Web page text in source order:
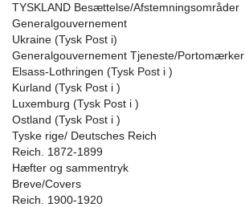
TYSKLAND Besættelse/Afstemningsområder
Generalgouvernement
Ukraine (Tysk Post i)
Generalgouvernement Tjeneste/Portomærker
Elsass-Lothringen (Tysk Post i )
Kurland (Tysk Post i )
Luxemburg (Tysk Post i )
Ostland (Tysk Post i )
Tyske rige/ Deutsches Reich
Reich. 1872-1899
Hæfter og sammentryk
Breve/Covers
Reich. 1900-1920